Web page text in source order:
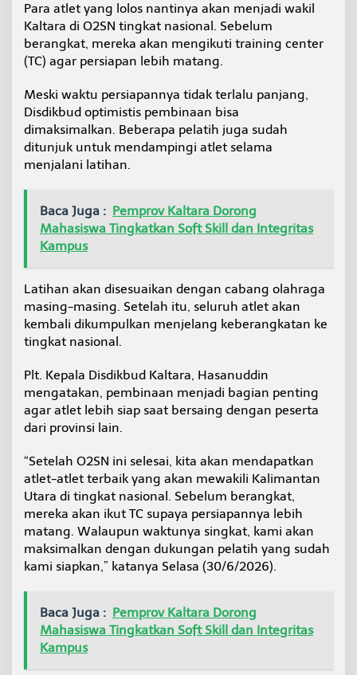
S
e
b
e
m
B
e
r
d
i
g
k
t
s
i
n
Para atlet yang lolos nantinya akan menjadi wakil
Kaltara di O2SN tingkat nasional. Sebelum
berangkat, mereka akan mengikuti training center
(TC) agar persiapan lebih matang.
Meski waktu persiapannya tidak terlalu panjang,
Disdikbud optimistis pembinaan bisa
dimaksimalkan. Beberapa pelatih juga sudah
ditunjuk untuk mendampingi atlet selama
menjalani latihan.
Baca Juga : Pemprov Kaltara Dorong
Mahasiswa Tingkatkan Soft Skill dan Integritas
Kampus
Latihan akan disesuaikan dengan cabang olahraga
masing-masing. Setelah itu, seluruh atlet akan
kembali dikumpulkan menjelang keberangkatan ke
tingkat nasional.
Plt. Kepala Disdikbud Kaltara, Hasanuddin
mengatakan, pembinaan menjadi bagian penting
agar atlet lebih siap saat bersaing dengan peserta
dari provinsi lain.
“Setelah O2SN ini selesai, kita akan mendapatkan
atlet-atlet terbaik yang akan mewakili Kalimantan
Utara di tingkat nasional. Sebelum berangkat,
mereka akan ikut TC supaya persiapannya lebih
matang. Walaupun waktunya singkat, kami akan
maksimalkan dengan dukungan pelatih yang sudah
kami siapkan,” katanya Selasa (30/6/2026).
Baca Juga : Pemprov Kaltara Dorong
Mahasiswa Tingkatkan Soft Skill dan Integritas
Kampus